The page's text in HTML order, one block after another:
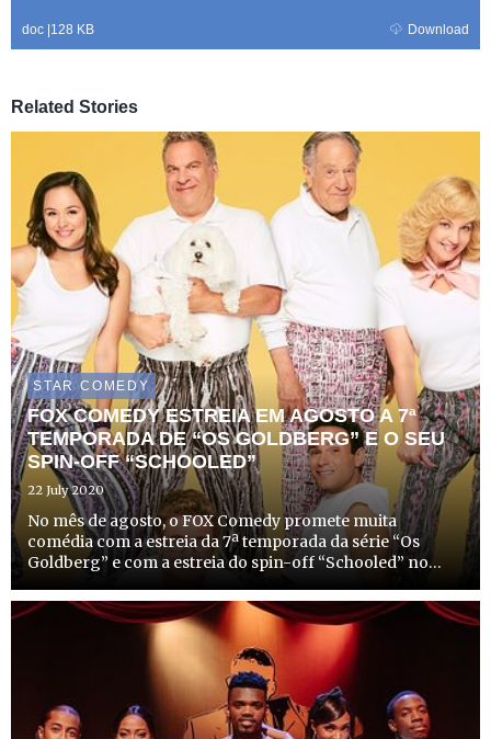
doc 128 KB Download
Related Stories
STAR COMEDY
FOX COMEDY ESTREIA EM AGOSTO A 7ª
TEMPORADA DE “OS GOLDBERG” E O SEU
SPIN-OFF “SCHOOLED”
22 July 2020
No mês de agosto, o FOX Comedy promete muita
comédia com a estreia da 7ª temporada da série “Os
Goldberg” e com a estreia do spin-off “Schooled” no
tendo “Os Goldberg” estreia às 20h40 e “Schooled” às